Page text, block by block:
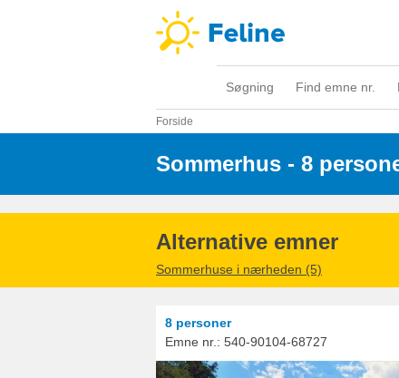
Søgning Find emne nr.
Forside
Sommerhus - 8
Alternative emner
Sommerhuse i nærheden (5)
8 personer
Emne nr.: 540-90104-68727